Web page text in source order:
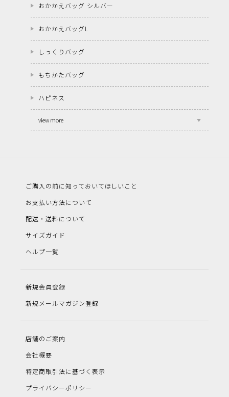
おかかえバッグ シルバー
おかかえバッグL
しっくりバッグ
もちかたバッグ
ハピネス
view more
ご購入の前に知っておいてほしいこと
お支払い方法について
配送・送料について
サイズガイド
ヘルプ一覧
新規会員登録
新規メールマガジン登録
店舗のご案内
会社概要
特定商取引法に基づく表示
プライバシーポリシー